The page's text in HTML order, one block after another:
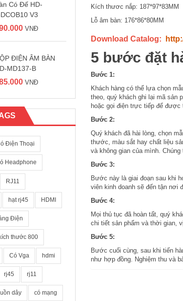
Có Đế HD-
V3
VNĐ
ĐIỆN ÂM BÀN
MD137-B
VNĐ
Điện Thoại
Headphone
RJ11
hạt rj45 HDMI
Điện
kích thước 800
Có Vga hdmi
rj45 rj11
dây có mạng
Kích thươc nắp: 187*97*83MM
Lỗ âm bàn: 176*86*80MM
Download Catalog:
5 bước đặt
Bước 1:
Khách hàng có thể lựa chọn
theo, quý khách ghi lại mã sản
hoặc gọi điện trực tiếp để được
Bước 2:
Quý khách đã hài lòng, chọn
thước, màu sắt hay chất liệu
và không gian của mình.
Bước 3:
Bước này là giai đoạn sau khi
viên kinh doanh sẽ đến tận nơi
Bước 4:
Mọi thủ tục đã hoàn tất, quý
chi tiết sản phẩm và thời gian,
Bước 5:
Bước cuối cùng, sau khi tiến
như hợp đồng. Nghiệm thu và